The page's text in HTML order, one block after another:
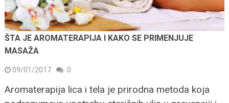
ŠTA JE AROMATERAPIJA I KAKO SE PRIMENJUJE
MASAŽA
09/01/2017 0
Aromaterapija lica i tela je prirodna metoda koja